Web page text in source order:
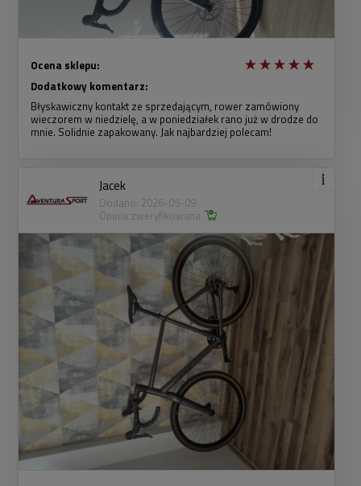
Ocena sklepu:
Dodatkowy komentarz:
Błyskawiczny kontakt ze sprzedającym, rower zamówiony
wieczorem w niedzielę, a w poniedziałek rano już w drodze do
mnie. Solidnie zapakowany. Jak najbardziej polecam!
Jacek
Dodano: 2026-05-09
Opinia zweryfikowana